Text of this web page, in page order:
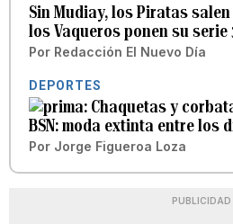
Sin Mudiay, los Piratas
los Vaqueros ponen su serie
Por Redacción El Nuevo Día
DEPORTES
Chaquetas y
BSN: moda extinta entre los
Por Jorge Figueroa Loza
PUBLICIDAD